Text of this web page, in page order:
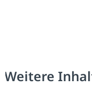
Weitere